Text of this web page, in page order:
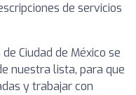
de servicios
Ciudad de México se
nuestra lista, para que
y trabajar con